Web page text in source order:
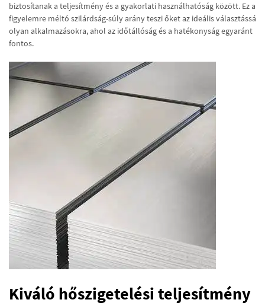
biztosítanak a teljesítmény és a gyakorlati használhatóság között. Ez a
figyelemre méltó szilárdság-súly arány teszi őket az ideális választássá
olyan alkalmazásokra, ahol az időtállóság és a hatékonyság egyaránt
fontos.
Kiváló hőszigetelési teljesítmény